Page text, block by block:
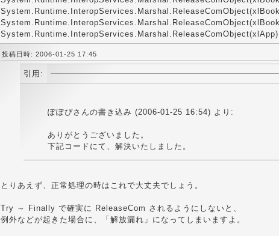
System.Runtime.InteropServices.Marshal.ReleaseComObject(xlApp)
投稿日時: 2006-01-25 17:45
引用:
ぽぽぴさんの書き込み (2006-01-25 16:54) より:
ありがとうございました。
下記コードにて、解決いたしました。
とりあえず、正常処理の時はこれで大丈夫でしょう。
Try ～ Finally で確実に ReleaseCom されるようにしないと、
例外などが起きた場合に、「解放漏れ」になってしまいますよ。